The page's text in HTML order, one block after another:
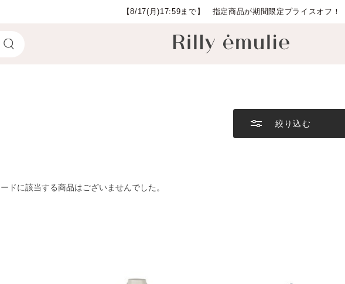
【8/17(月)17:59まで】 指定商品が期間限定プライスオフ！
絞り込む
ドに該当する商品はございませんでした。